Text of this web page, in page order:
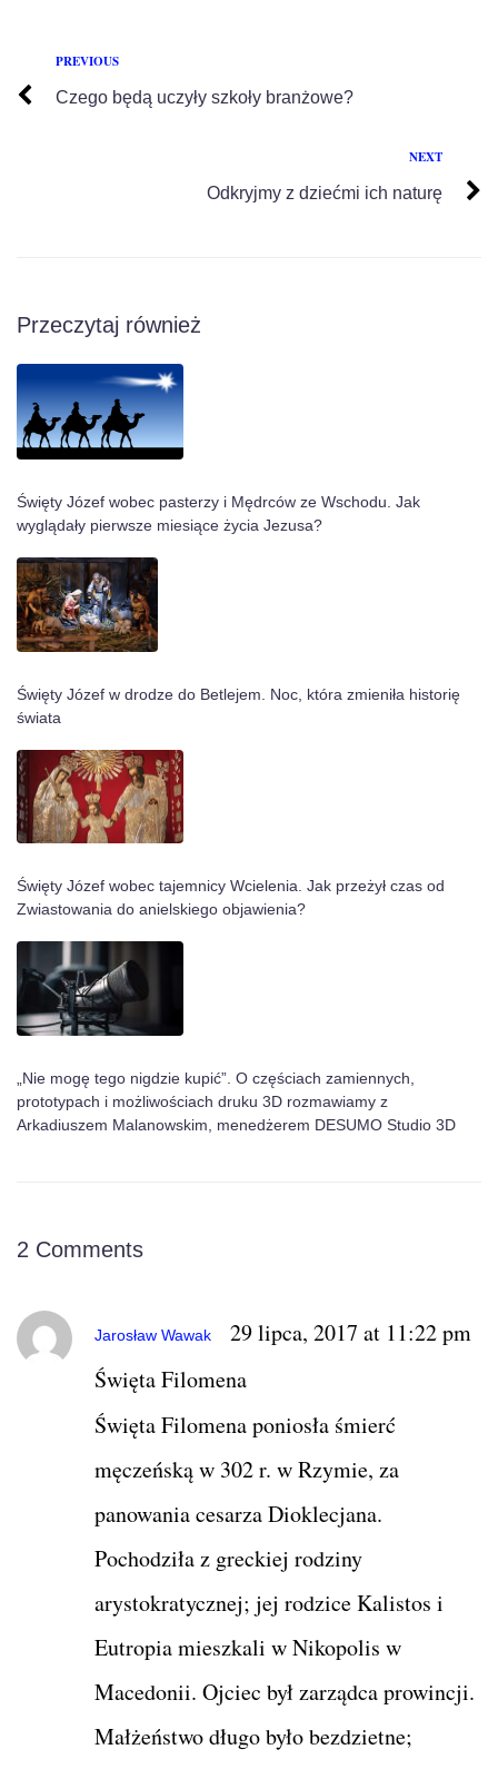
PREVIOUS
Czego będą uczyły szkoły branżowe?
NEXT
Odkryjmy z dziećmi ich naturę
Przeczytaj również
Święty Józef wobec pasterzy i Mędrców ze Wschodu. Jak
wyglądały pierwsze miesiące życia Jezusa?
Święty Józef w drodze do Betlejem. Noc, która zmieniła historię
świata
Święty Józef wobec tajemnicy Wcielenia. Jak przeżył czas od
Zwiastowania do anielskiego objawienia?
„Nie mogę tego nigdzie kupić”. O częściach zamiennych,
prototypach i możliwościach druku 3D rozmawiamy z
Arkadiuszem Malanowskim, menedżerem DESUMO Studio 3D
2 Comments
Jarosław Wawak
29 lipca, 2017 at 11:22 pm
Święta Filomena
Święta Filomena poniosła śmierć
męczeńską w 302 r. w Rzymie, za
panowania cesarza Dioklecjana.
Pochodziła z greckiej rodziny
arystokratycznej; jej rodzice Kalistos i
Eutropia mieszkali w Nikopolis w
Macedonii. Ojciec był zarządca prowincji.
Małżeństwo długo było bezdzietne;